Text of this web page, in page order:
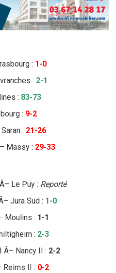
: 1-0
: 2-1
: 83-73
: 9-2
: 21-26
Massy : 29-33
Le Puy : Reporté
Jura Sud : 1-0
Moulins : 1-1
: 2-3
Â– Nancy II : 2-2
Reims II : 0-2